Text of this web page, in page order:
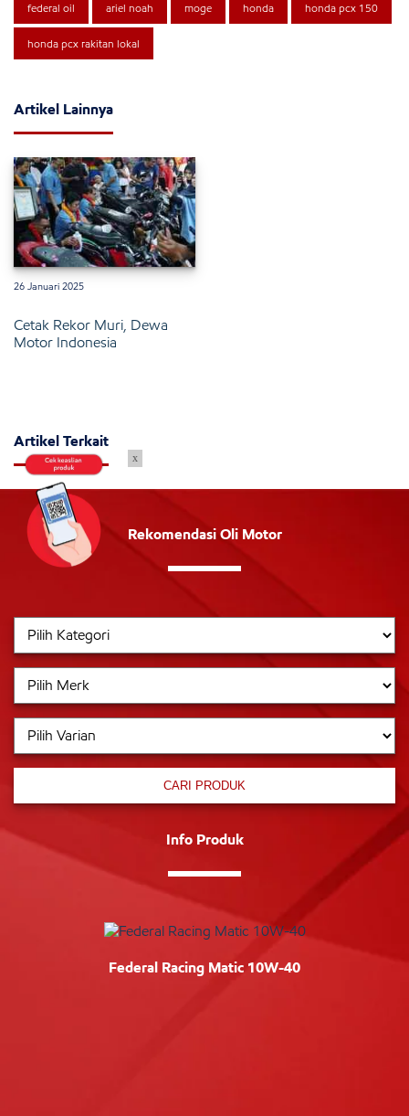
federal oil ariel noah moge honda honda pcx 150
honda pcx rakitan lokal
Artikel Lainnya
26 Januari 2025
Cetak Rekor Muri, Dewa
Motor Indonesia
Artikel Terkait
Rekomendasi Oli Motor
CARI PRODUK
Info Produk
Federal Racing Matic 10W-40
x